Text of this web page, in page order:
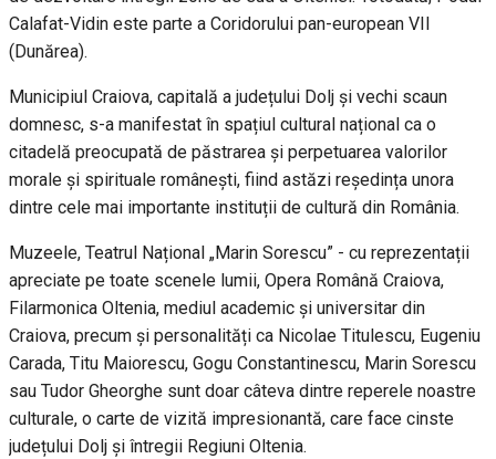
Calafat-Vidin este parte a Coridorului pan-european VII
(Dunărea).
Municipiul Craiova, capitală a județului Dolj și vechi scaun
domnesc, s-a manifestat în spațiul cultural național ca o
citadelă preocupată de păstrarea și perpetuarea valorilor
morale și spirituale românești, fiind astăzi reședința unora
dintre cele mai importante instituții de cultură din România.
Muzeele, Teatrul Național „Marin Sorescu” - cu reprezentații
apreciate pe toate scenele lumii, Opera Română Craiova,
Filarmonica Oltenia, mediul academic și universitar din
Craiova, precum și personalități ca Nicolae Titulescu, Eugeniu
Carada, Titu Maiorescu, Gogu Constantinescu, Marin Sorescu
sau Tudor Gheorghe sunt doar câteva dintre reperele noastre
culturale, o carte de vizită impresionantă, care face cinste
județului Dolj și întregii Regiuni Oltenia.